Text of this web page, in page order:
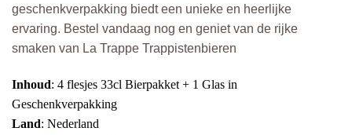
geschenkverpakking biedt een unieke en heerlijke
ervaring. Bestel vandaag nog en geniet van de rijke
smaken van La Trappe Trappistenbieren
Inhoud: 4 flesjes 33cl Bierpakket + 1 Glas in
Geschenkverpakking
Land: Nederland